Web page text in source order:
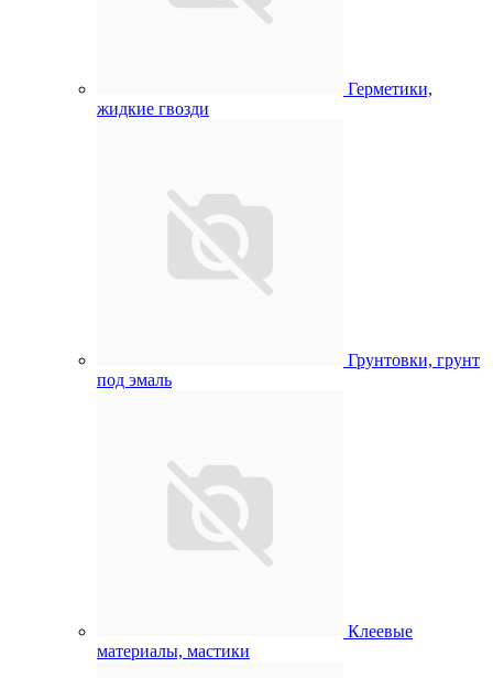
Герметики,
жидкие гвозди
Грунтовки, грунт
под эмаль
Клеевые
материалы, мастики